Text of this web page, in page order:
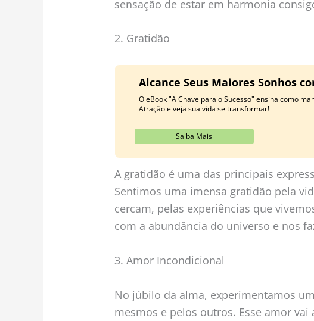
sensação de estar em harmonia
2. Gratidão
Alcance Seus Maiores Sonhos
O eBook "A Chave para o Sucesso" ensina como
Atração e veja sua vida se transformar!
Saiba Mais
A gratidão é uma das principais
Sentimos uma imensa gratidão pela
cercam, pelas experiências que
com a abundância do universo e nos
3. Amor Incondicional
No júbilo da alma, experimentamos
mesmos e pelos outros. Esse amor vai